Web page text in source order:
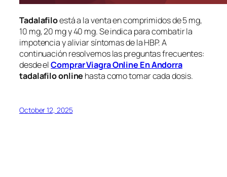
Tadalafiloestá a la venta en comprimidos de 5 mg,
10 mg, 20 mg y 40 mg. Se indica para combatir la
impotencia y aliviar síntomas de la HBP. A
continuación resolvemos las preguntas frecuentes:
desde elComprar Viagra Online En Andorra
tadalafilo online hasta como tomar cada dosis.
October 12, 2025